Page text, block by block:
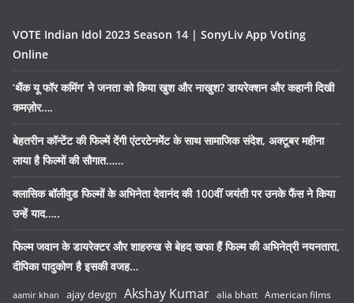
VOTE Indian Idol 2023 Season 14 | SonyLiv App Voting
Online
‘थैंक यू फॉर कमिंग’ ने जनता को किया खुश और नाखुश? डायरेक्शन और कहानी दिखी
कमज़ोर….
बेहतरीन कॉन्टेंट की फिल्में देंगी एंटरटेनमेंट के साथ सामाजिक संदेश, अक्टूबर महीना
लाया है फिल्मों की सौगात……
क्लासिक बॉलीवुड फिल्मों के अभिनेता देवानंद की 100वीं जयंती पर उनके फैंस ने किया
उन्हें याद…..
फिल्म जवान के डायरेक्टर और शाहरुख से बेहद खफा हैं फिल्म की अभिनेत्री नयनतारा,
दीपिका पादुकोण है इसकी वजह…
aamir khan ajay devgn Akshay Kumar alia bhatt American films